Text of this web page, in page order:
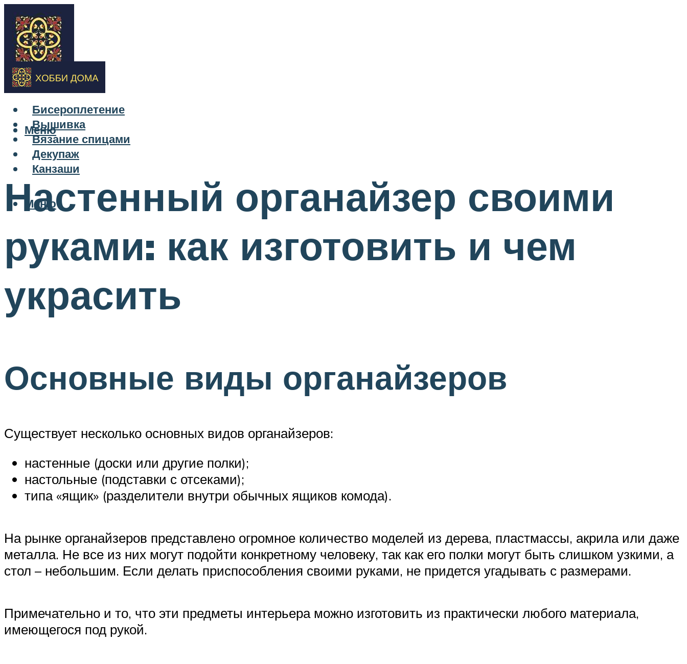
Бисероплетение
Вышивка
Вязание спицами
Декупаж
Канзаши
Меню
Меню
Настенный органайзер своими
руками: как изготовить и чем
украсить
Основные виды органайзеров
Существует несколько основных видов органайзеров:
настенные (доски или другие полки);
настольные (подставки с отсеками);
типа «ящик» (разделители внутри обычных ящиков комода).
На рынке органайзеров представлено огромное количество моделей из дерева, пластмассы, акрила или даже
металла. Не все из них могут подойти конкретному человеку, так как его полки могут быть слишком узкими, а
стол – небольшим. Если делать приспособления своими руками, не придется угадывать с размерами.
Примечательно и то, что эти предметы интерьера можно изготовить из практически любого материала,
имеющегося под рукой.